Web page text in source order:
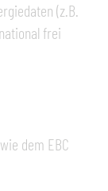
(z.B.
frei
dem EBC